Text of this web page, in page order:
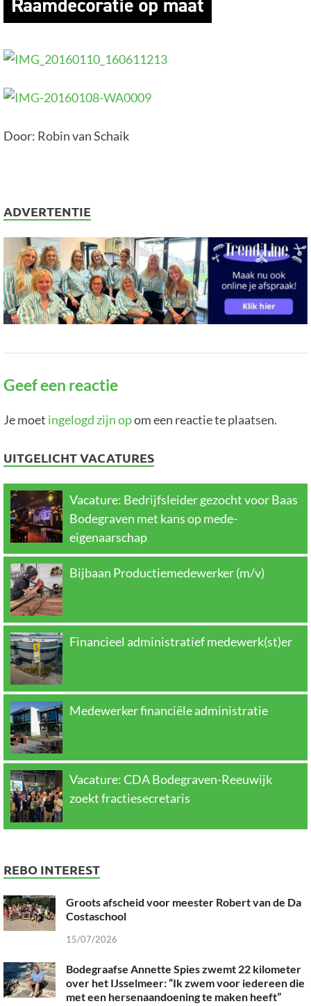
Door: Robin van Schaik
ADVERTENTIE
Geef een reactie
Je moet ingelogd zijn opom een reactie te plaatsen.
UITGELICHT VACATURES
Vacature: Bedrijfsleider gezocht voor Baas
Bodegraven met kans op mede-
eigenaarschap
Bijbaan Productiemedewerker (m/v)
Financieel administratief medewerk(st)er
Medewerker financiële administratie
Vacature: CDA Bodegraven-Reeuwijk
zoekt fractiesecretaris
REBO INTEREST
Groots afscheid voor meester Robert van de Da
Costaschool
15/07/2026
Bodegraafse Annette Spies zwemt 22 kilometer
over het IJsselmeer: “Ik zwem voor iedereen die
met een hersenaandoening te maken heeft”